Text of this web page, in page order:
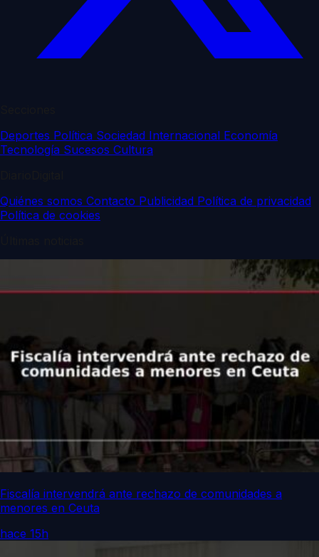
Deportes Política Sociedad Internacional Economía
Tecnología Sucesos Cultura
Quiénes somos Contacto Publicidad Política de privacidad
Política de cookies
Fiscalía intervendrá ante rechazo de comunidades a
menores en Ceuta
hace 15h